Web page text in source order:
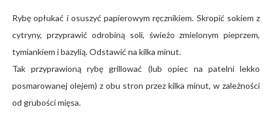
Rybę opłukać i osuszyć papierowym ręcznikiem. Skropić sokiem z
cytryny, przyprawić odrobiną soli, świeżo zmielonym pieprzem,
tymiankiem i bazylią. Odstawić na kilka minut.
Tak przyprawioną rybę grillować (lub opiec na patelni lekko
posmarowanej olejem) z obu stron przez kilka minut, w zależności
od grubości mięsa.